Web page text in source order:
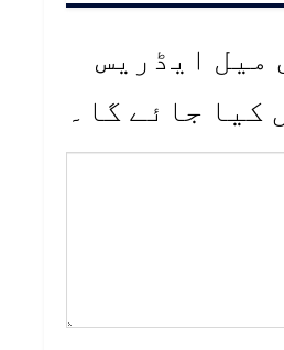
میل ایڈریس
کیا جائے گا۔